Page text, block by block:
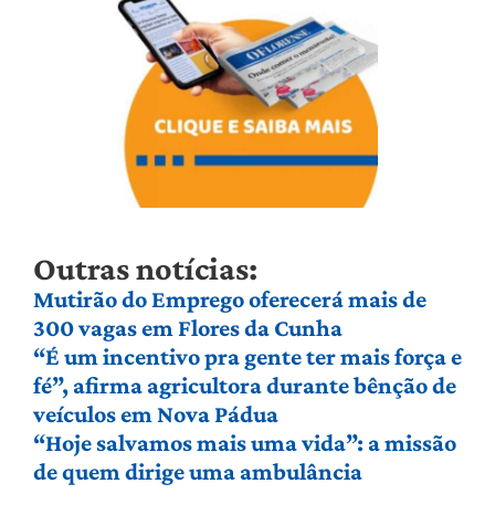
Outras notícias:
Mutirão do Emprego oferecerá mais de
300 vagas em Flores da Cunha
“É um incentivo pra gente ter mais força e
fé”, afirma agricultora durante bênção de
veículos em Nova Pádua
“Hoje salvamos mais uma vida”: a missão
de quem dirige uma ambulância